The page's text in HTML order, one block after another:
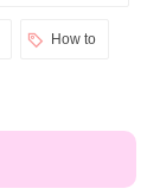
How to